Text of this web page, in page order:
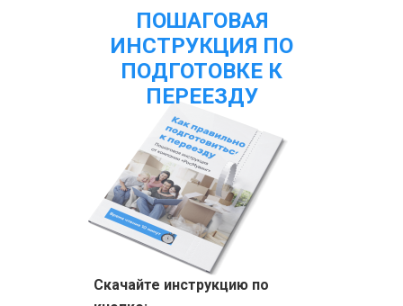
ПОШАГОВАЯ
ИНСТРУКЦИЯ ПО
ПОДГОТОВКЕ К
ПЕРЕЕЗДУ
Скачайте инструкцию по